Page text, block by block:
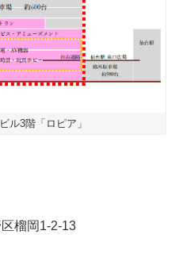
ル3階「ロピア」
榴岡1-2-13